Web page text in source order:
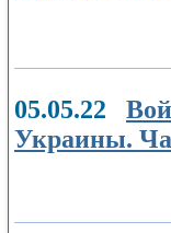
05.05.22
Украины.